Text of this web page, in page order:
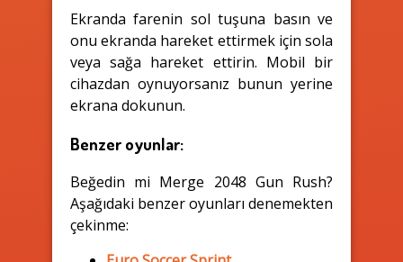
Ekranda farenin sol tuşuna basın ve
onu ekranda hareket ettirmek için sola
veya sağa hareket ettirin. Mobil bir
cihazdan oynuyorsanız bunun yerine
ekrana dokunun.
Benzer oyunlar:
Beğedin mi Merge 2048 Gun Rush?
Aşağıdaki benzer oyunları denemekten
çekinme: